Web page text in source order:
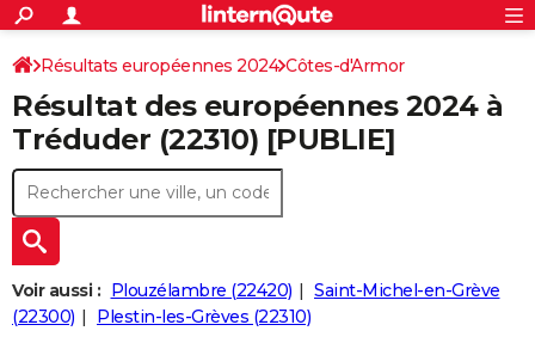
ACTUALITÉS
Politique
Société
Faits Divers
Education
Monde
Villes
+
SPORT
Coupe du monde 2026
Football
Tennis
Cyclisme
Rugby
Forum
CULTURE
Programme TV
TNT
Streaming
Cinéma
Sorties cinéma
Musique
+
FINANCE
Retraite
Impôts
Epargne
Immobilier
Risques naturels par ville
Banque
Assurance
Crédit
AUTO
Essais
Réserver un essai
Citadines
Berlines
SUV
Forum auto
+
HIGH-TECH
Mobiles
Meilleur smartphone
Internet
Ordinateurs
Jeux vidéo
Guide high-tech
+
BRICOLAGE
S'inscrire
Connexion
Résultats européennes 2024 Côtes-d'Armor
Résultat des européennes 2024 à
Tréduder (22310) [PUBLIE]
Voir aussi : Plouzélambre (22420)
Saint-Michel-en-Grève
(22300)
Plestin-les-Grèves (22310)